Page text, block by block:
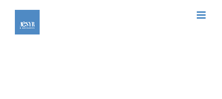
contenido